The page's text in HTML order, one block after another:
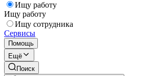
Ищу работу
Ищу работу
Ищу сотрудника
Сервисы
Помощь
Ещё
Поиск